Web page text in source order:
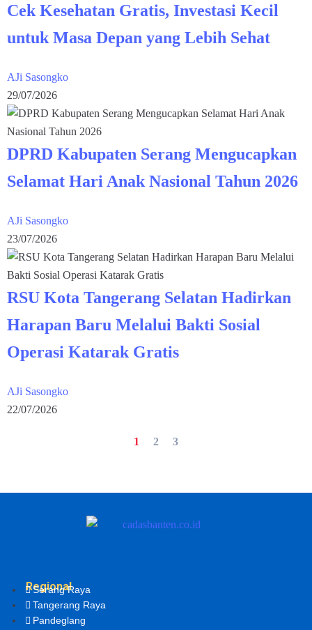
Cek Kesehatan Gratis, Investasi Kecil
untuk Masa Depan yang Lebih Sehat
AJi Sasongko
29/07/2026
DPRD Kabupaten Serang Mengucapkan
Selamat Hari Anak Nasional Tahun 2026
AJi Sasongko
23/07/2026
RSU Kota Tangerang Selatan Hadirkan
Harapan Baru Melalui Bakti Sosial
Operasi Katarak Gratis
AJi Sasongko
22/07/2026
1 2 3
Regional
Serang Raya
Tangerang Raya
Pandeglang